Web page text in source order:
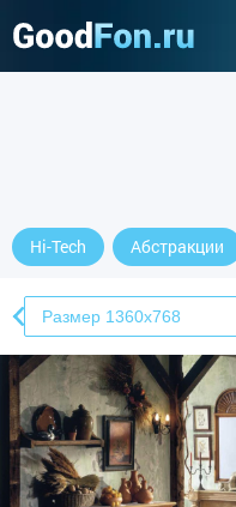
Hi-Tech Абстракции